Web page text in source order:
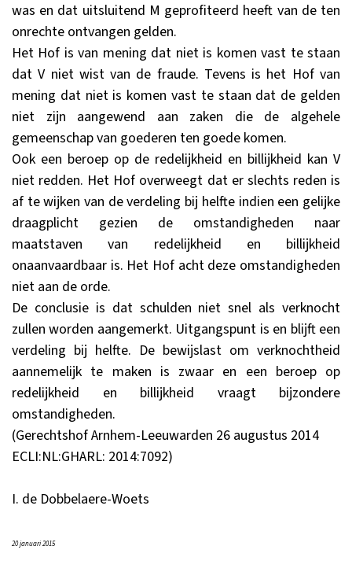
was en dat uitsluitend M geprofiteerd heeft van de ten
onrechte ontvangen gelden.
Het Hof is van mening dat niet is komen vast te staan
dat V niet wist van de fraude. Tevens is het Hof van
mening dat niet is komen vast te staan dat de gelden
niet zijn aangewend aan zaken die de algehele
gemeenschap van goederen ten goede komen.
Ook een beroep op de redelijkheid en billijkheid kan V
niet redden. Het Hof overweegt dat er slechts reden is
af te wijken van de verdeling bij helfte indien een gelijke
draagplicht gezien de omstandigheden naar
maatstaven van redelijkheid en billijkheid
onaanvaardbaar is. Het Hof acht deze omstandigheden
niet aan de orde.
De conclusie is dat schulden niet snel als verknocht
zullen worden aangemerkt. Uitgangspunt is en blijft een
verdeling bij helfte. De bewijslast om verknochtheid
aannemelijk te maken is zwaar en een beroep op
redelijkheid en billijkheid vraagt bijzondere
omstandigheden.
(Gerechtshof Arnhem-Leeuwarden 26 augustus 2014
ECLI:NL:GHARL: 2014:7092)
I. de Dobbelaere-Woets
20 januari 2015